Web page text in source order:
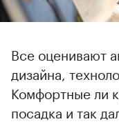
Все оценивают
дизайна,
Комфортные ли
посадка и так